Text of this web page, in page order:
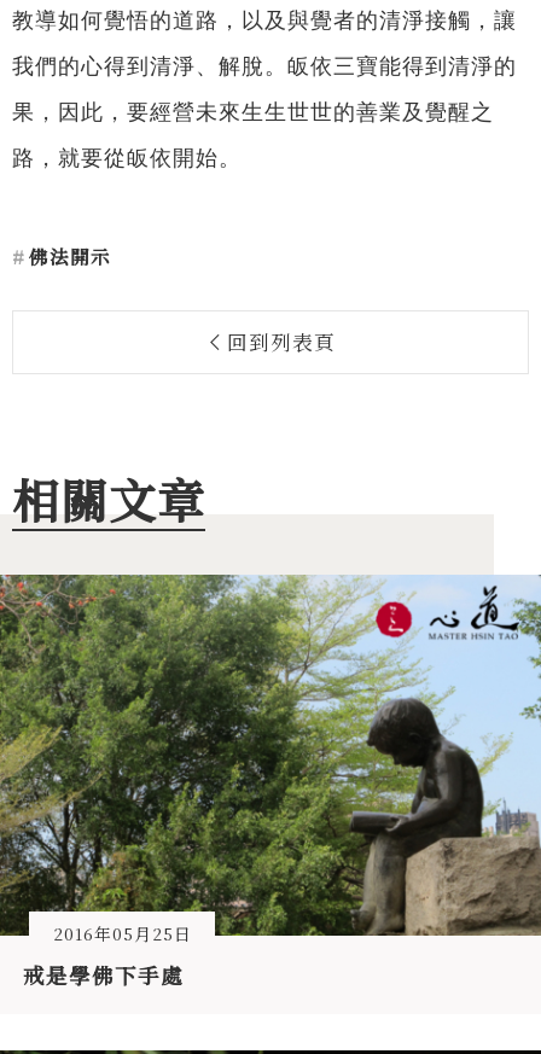
教導如何覺悟的道路，以及與覺者的清淨接觸，讓
我們的心得到清淨、解脫。皈依三寶能得到清淨的
果，因此，要經營未來生生世世的善業及覺醒之
路，就要從皈依開始。
佛法開示
回到列表頁
相關文章
2016年05月25日
戒是學佛下手處